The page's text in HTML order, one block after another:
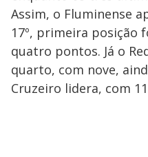
Assim, o Fluminense
17º, primeira posição
quatro pontos. Já o
quarto, com nove,
Cruzeiro lidera, com